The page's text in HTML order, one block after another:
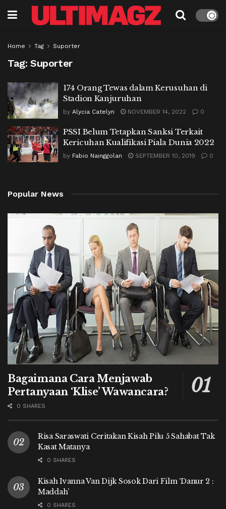
Home Tag Suporter
Tag: Suporter
174 Orang Tewas dalam Kerusuhan di
Stadion Kanjuruhan
by Alycia Catelyn NOVEMBER 14, 2022 0
PSSI Belum Tetapkan Sanksi Terkait
Kericuhan Kualifikasi Piala Dunia 2022
by Fabio Nainggolan SEPTEMBER 10, 2019 0
Popular News
Bagaimana Cara Menjawab
Pertanyaan ‘Klise’ Wawancara?
0 SHARES
Risa Saraswati Ceritakan Kisah Pilu 5 Sahabat Tak
Kasat Matanya
0 SHARES
Kisah Ivanna Van Dijk Sosok Dari Film ‘Danur 2 :
Maddah’
0 SHARES